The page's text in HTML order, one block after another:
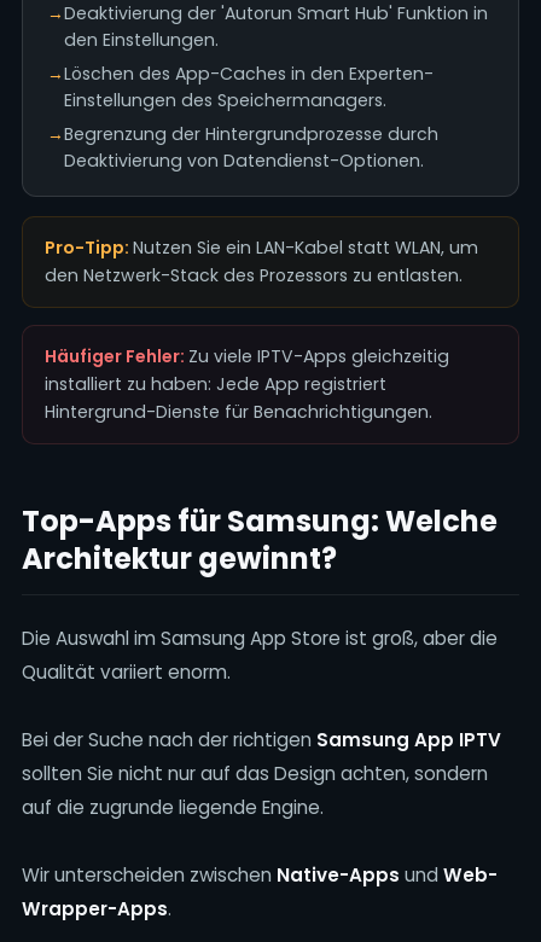
→Deaktivierung der 'Autorun Smart Hub' Funktion in
den Einstellungen.
→Löschen des App-Caches in den Experten-
Einstellungen des Speichermanagers.
→Begrenzung der Hintergrundprozesse durch
Deaktivierung von Datendienst-Optionen.
Pro-Tipp: Nutzen Sie ein LAN-Kabel statt WLAN, um
den Netzwerk-Stack des Prozessors zu entlasten.
Häufiger Fehler: Zu viele IPTV-Apps gleichzeitig
installiert zu haben: Jede App registriert
Hintergrund-Dienste für Benachrichtigungen.
Top-Apps für Samsung: Welche
Architektur gewinnt?
Die Auswahl im Samsung App Store ist groß, aber die
Qualität variiert enorm.
Bei der Suche nach der richtigen Samsung App IPTV
sollten Sie nicht nur auf das Design achten, sondern
auf die zugrunde liegende Engine.
Wir unterscheiden zwischen Native-Apps und Web-
Wrapper-Apps.